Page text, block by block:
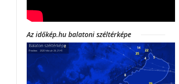
Az időkép.hu balatoni széltérképe